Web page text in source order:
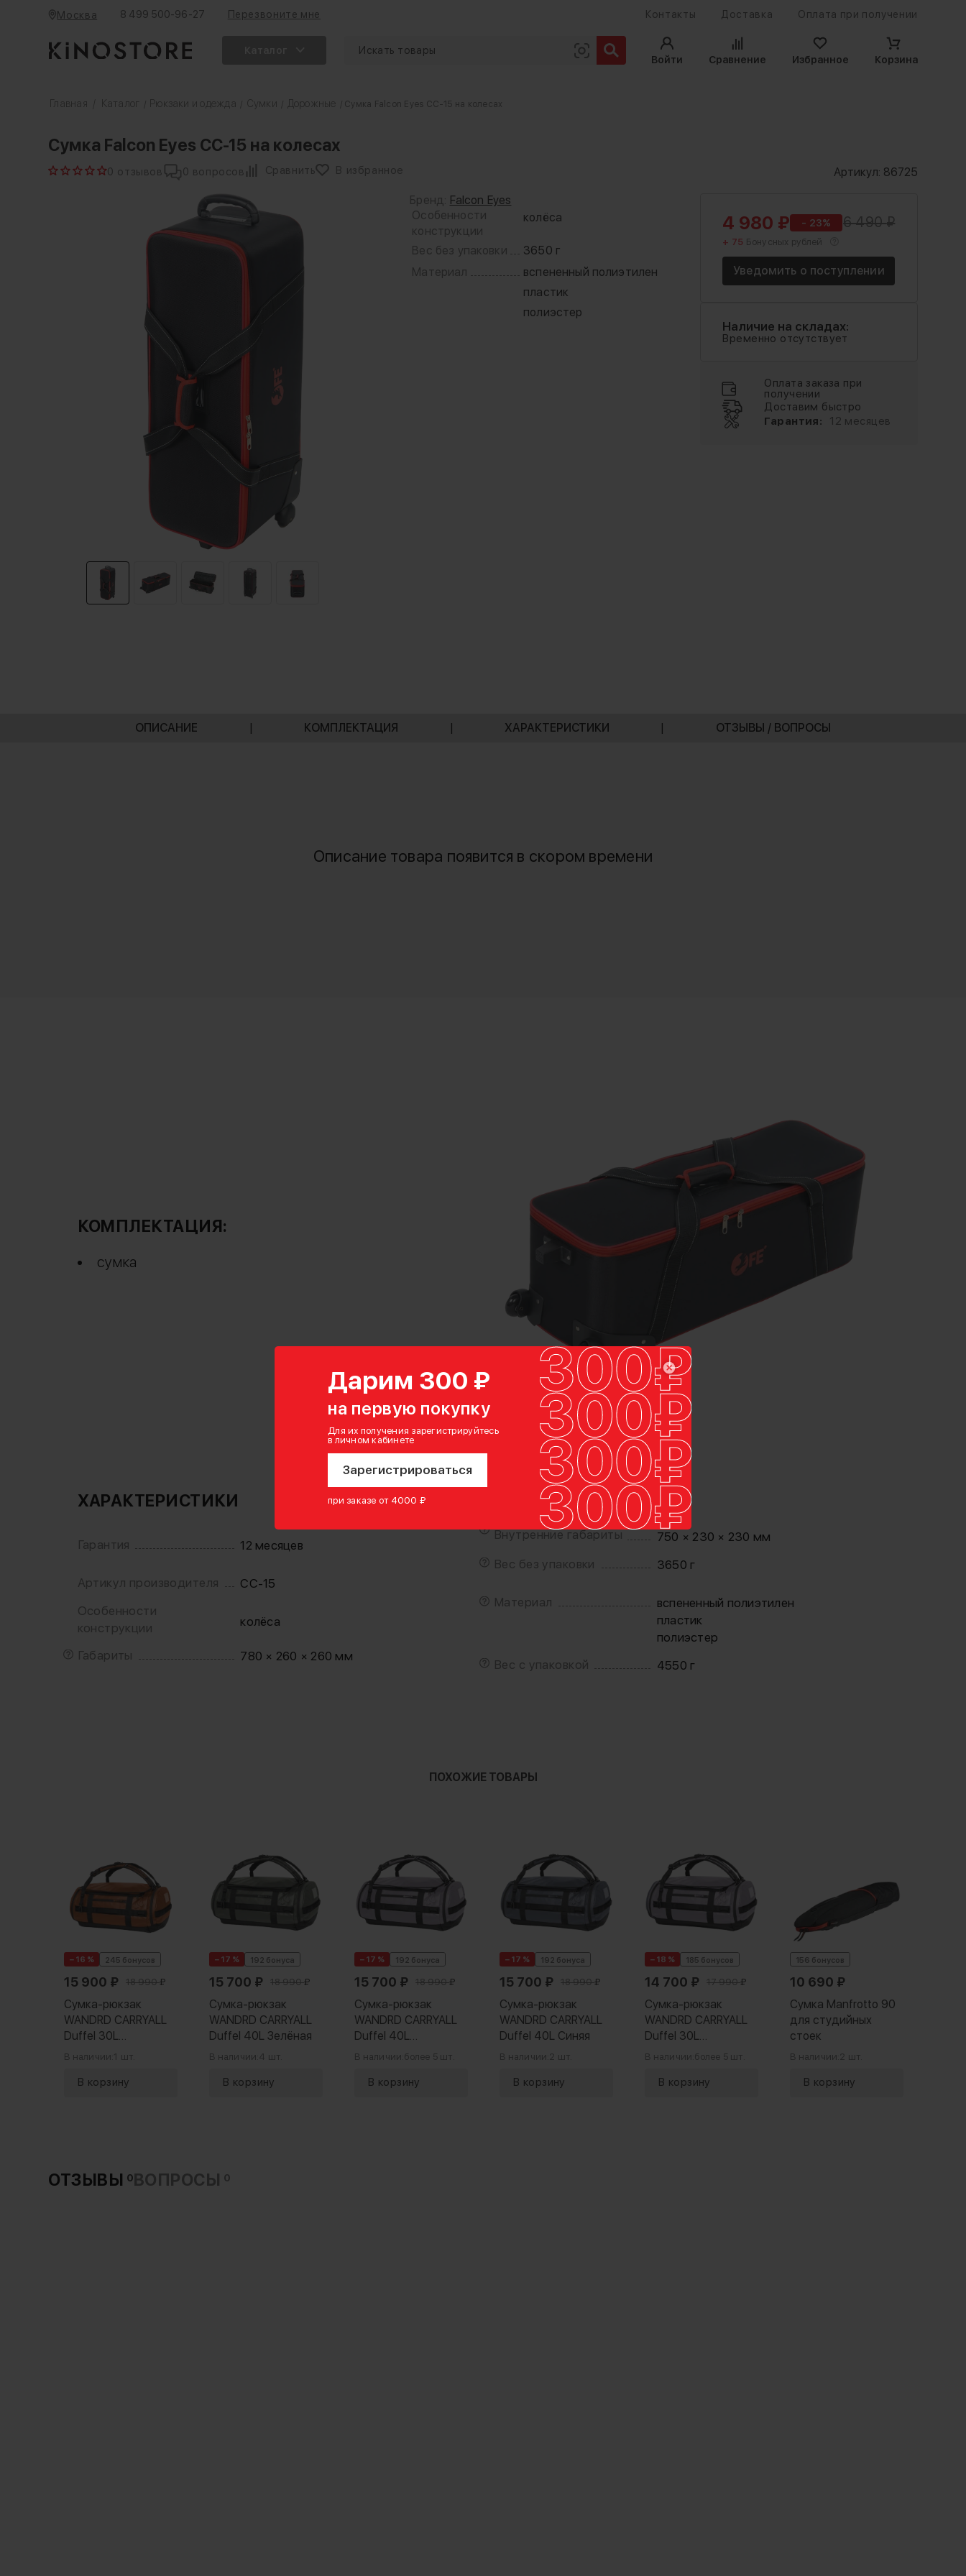
Дарим 300 ₽
на первую покупку
Для их получения зарегистрируйтесь
в личном кабинете
Зарегистрироваться
при заказе от 4000 ₽
Москва 8 499 500-96-27 Перезвоните мне Контакты Доставка Оплата при получении
Войти
Сравнение Избранное Корзина
Главная Каталог Рюкзаки и одежда Сумки Дорожные / Сумка Falcon Eyes CC-15 на колесах
Сумка Falcon Eyes CC-15 на колесах
0 отзывов 0 вопросов Сравнить В избранное Артикул: 86725
Бренд: Falcon Eyes
Особенности
конструкции
колёса
Вес без упаковки
3650 г
Материал
вспененный полиэтилен
пластик
полиэстер
4 980 ₽ - 23% 6 490₽
+ 75 Бонусных рублей
Уведомить о поступлении
Наличие на складах:
Временно отсутствует
Оплата заказа при
получении
Доставим быстро
Гарантия:
12 месяцев
ОПИСАНИЕ | КОМПЛЕКТАЦИЯ | ХАРАКТЕРИСТИКИ | ОТЗЫВЫ / ВОПРОСЫ
Описание товара появится в скором времени
КОМПЛЕКТАЦИЯ:
сумка
ХАРАКТЕРИСТИКИ
Гарантия 12 месяцев
Артикул производителя
CC-15
Особенности
конструкции
колёса
Габариты 780 × 260 × 260 мм
Внутренние габариты
750 × 230 × 230 мм
Вес без упаковки
3650 г
Материал
вспененный полиэтилен
пластик
полиэстер
Вес с упаковкой
4550 г
ПОХОЖИЕ ТОВАРЫ
− 16 % 245 бонусов
15 900 ₽ 18 990₽
Сумка-рюкзак
WANDRD CARRYALL
Duffel 30L
Оранжевая
В наличии: 1 шт.
− 17 % 192 бонуса
15 700 ₽ 18 990₽
Сумка-рюкзак
WANDRD CARRYALL
Duffel 40L Зелёная
В наличии: 4 шт.
− 17 % 192 бонуса
15 700 ₽ 18 990₽
Сумка-рюкзак
WANDRD CARRYALL
Duffel 40L
Фиолетовая
В наличии: более 5 шт.
− 17 % 192 бонуса
15 700 ₽ 18 990₽
Сумка-рюкзак
WANDRD CARRYALL
Duffel 40L Синяя
В наличии: 2 шт.
− 18 % 185 бонусов
14 700 ₽ 17 990₽
Сумка-рюкзак
WANDRD CARRYALL
Duffel 30L
Фиолетовая
В наличии: более 5 шт.
156 бонусов
10 690 ₽
Сумка Manfrotto 90
для студийных
стоек
В наличии: 2 шт.
ОТЗЫВЫ 0ВОПРОСЫ 0